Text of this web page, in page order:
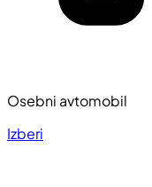
Osebni avtomobil
Izberi